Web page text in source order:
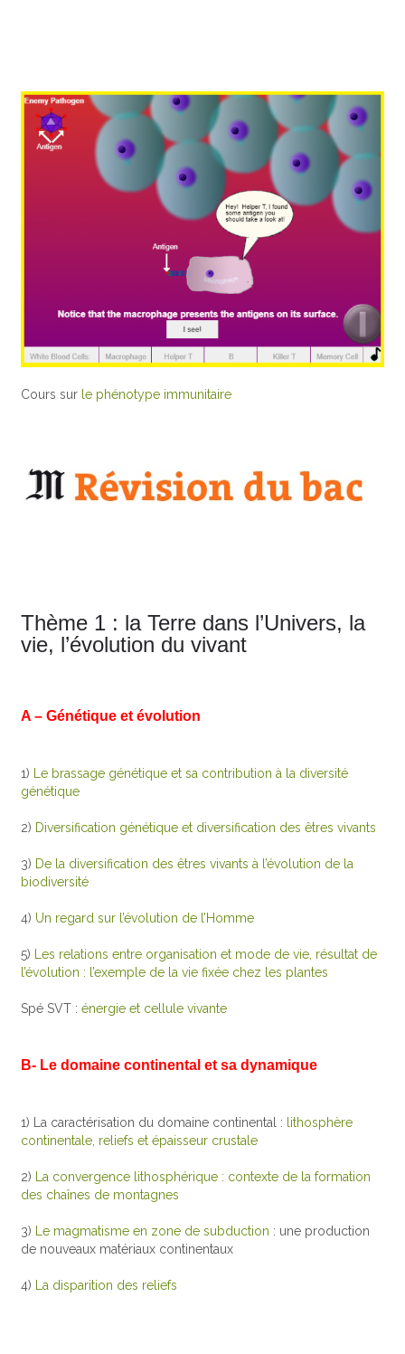
Cours sur le phénotype immunitaire
Thème 1 : la Terre dans l’Univers, la
vie, l’évolution du vivant
A – Génétique et évolution
1) Le brassage génétique et sa contribution à la diversité
génétique
2) Diversification génétique et diversification des êtres vivants
3) De la diversification des êtres vivants à l’évolution de la
biodiversité
4) Un regard sur l’évolution de l’Homme
5) Les relations entre organisation et mode de vie, résultat de
l’évolution : l’exemple de la vie fixée chez les plantes
Spé SVT :énergie et cellule vivante
B- Le domaine continental et sa dynamique
1) La caractérisation du domaine continental : lithosphère
continentale, reliefs et épaisseur crustale
2) La convergence lithosphérique : contexte de la formation
des chaînes de montagnes
3) Le magmatisme en zone de subduction : une production
de nouveaux matériaux continentaux
4) La disparition des reliefs